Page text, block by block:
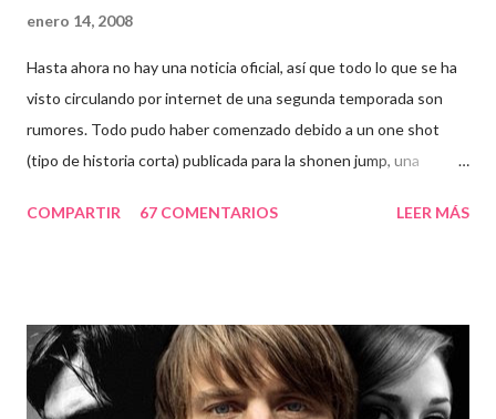
enero 14, 2008
Hasta ahora no hay una noticia oficial, así que todo lo que se ha
visto circulando por internet de una segunda temporada son
rumores. Todo pudo haber comenzado debido a un one shot
(tipo de historia corta) publicada para la shonen jump, una
información y/o Descargar one shot Otra de las confusiones
agosto de 2007 en Japón) y el segundo llamado "Death Note
Rewrite 2: L's Successors", (emitido 22 de agosto de 2008 en
Japón), los cuales son unos resúmenes de la misma serie. Bueno,
COMPARTIR 67 COMENTARIOS LEER MÁS